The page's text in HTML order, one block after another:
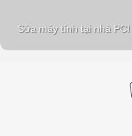
Sửa máy tính tại nhà PCI